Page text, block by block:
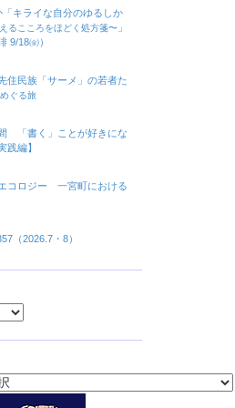
キライな自分のゆるしか
るこころをほどく処方箋〜」
9/18㈮）
住民族「サーメ」の若者た
ぐる旅
「書く」ことが好きにな
践編】
コロジー 一宮町における
（2026.7・8）